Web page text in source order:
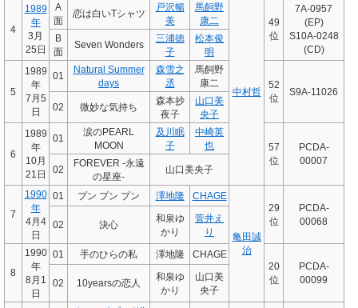
4
1989
年
3月
25日
A
面
恋は白いTシャツ
戸沢暢
美
馬飼野
康二
中村哲
49
位
7A-0957
(EP)
S10A-0248
(CD)
B
面
Seven Wonders
三浦徳
子
松本俊
明
5
1989
年
7月5
日
01
Natural Summer
days
森雪之
丞
馬飼野
康二
52
位
S9A-11026
02
微妙な気持ち
森本抄
夜子
山口美
央子
6
1989
年
10月
21日
01
涙のPEARL
MOON
及川眠
子
中崎英
也
57
位
PCDA-
00007
02
FOREVER -永遠
の星座-
山口美央子
7
1990
年
4月4
日
01 プン プン プン 澤地隆 CHAGE
亀田誠
治
29
位
PCDA-
00068
02 決心
和泉ゆ
かり
菅井え
り
8
1990
年
8月1
日
01 手のひらの私 澤地隆
CHAGE
20
位
PCDA-
00099
02 10yearsの恋人
和泉ゆ
かり
山口美
央子